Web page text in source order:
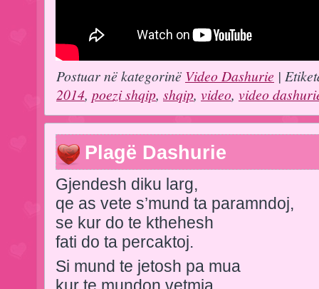
Postuar në kategorinë Video Dashurie |
2014, poezi shqip, shqip, video, video
Plagë Dashurie
Gjendesh diku larg,
qe as vete s’mund ta paramndoj,
se kur do te kthehesh
fati do ta percaktoj.
Si mund te jetosh pa mua